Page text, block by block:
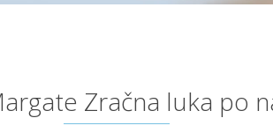
Zračna luka po